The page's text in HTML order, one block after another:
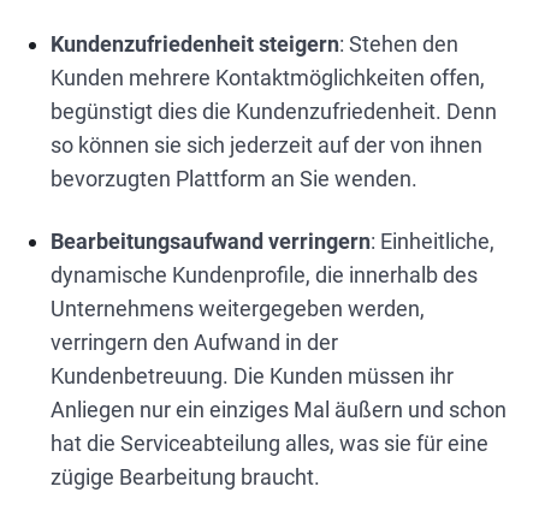
Kundenzufriedenheit steigern: Stehen den
Kunden mehrere Kontaktmöglichkeiten offen,
begünstigt dies die Kundenzufriedenheit. Denn
so können sie sich jederzeit auf der von ihnen
bevorzugten Plattform an Sie wenden.
Bearbeitungsaufwand verringern: Einheitliche,
dynamische Kundenprofile, die innerhalb des
Unternehmens weitergegeben werden,
verringern den Aufwand in der
Kundenbetreuung. Die Kunden müssen ihr
Anliegen nur ein einziges Mal äußern und schon
hat die Serviceabteilung alles, was sie für eine
zügige Bearbeitung braucht.